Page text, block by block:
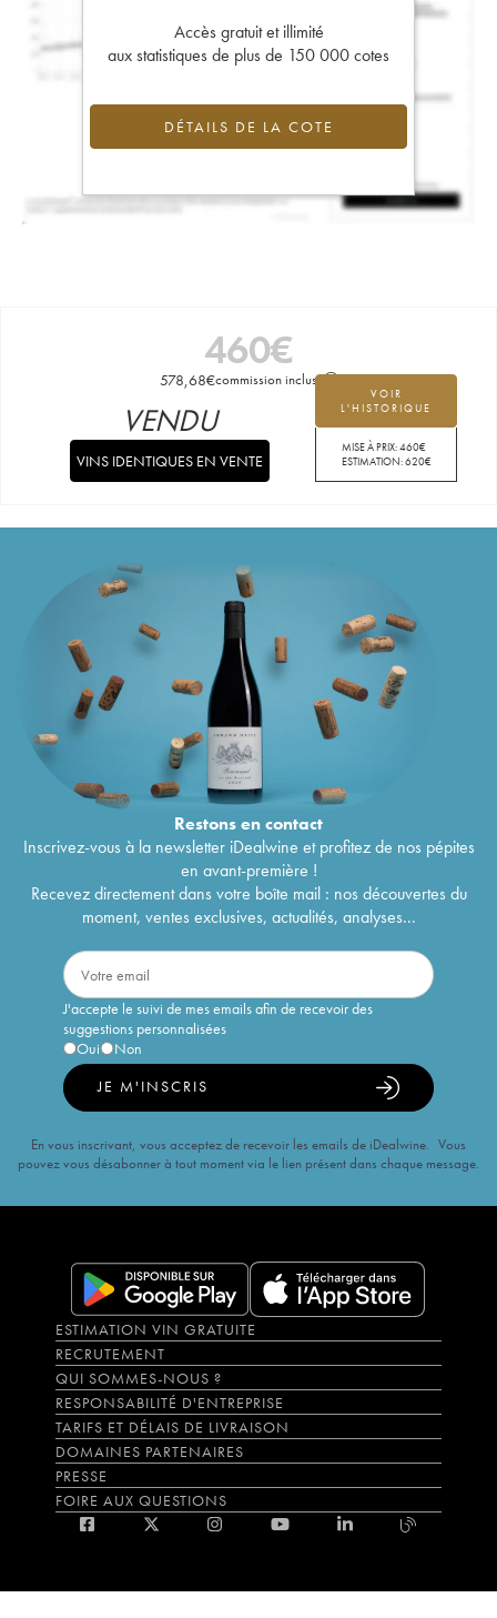
Accès gratuit et illimité
aux statistiques de plus de 150 000 cotes
DÉTAILS DE LA COTE
460€
578,68€commission incluse
VOIR
L'HISTORIQUE
MISE À PRIX:460€
ESTIMATION:620€
VENDU
VINS IDENTIQUES EN VENTE
Restons encontact
Inscrivez-vous à la newsletter iDealwine et profitez de nos pépites
en avant-première !
Recevez directement dans votre boîte mail : nos découvertes du
moment, ventes exclusives, actualités, analyses...
J'accepte le suivi de mes emails afin de recevoir des
suggestions personnalisées
Oui
Non
JE M'INSCRIS
En vous inscrivant, vous acceptez de recevoir les emails de iDealwine. Vous
pouvez vous désabonner à tout moment via le lien présent dans chaque message.
ESTIMATION VIN GRATUITE
RECRUTEMENT
QUI SOMMES-NOUS ?
RESPONSABILITÉ D'ENTREPRISE
TARIFS ET DÉLAIS DE LIVRAISON
DOMAINES PARTENAIRES
PRESSE
FOIRE AUX QUESTIONS